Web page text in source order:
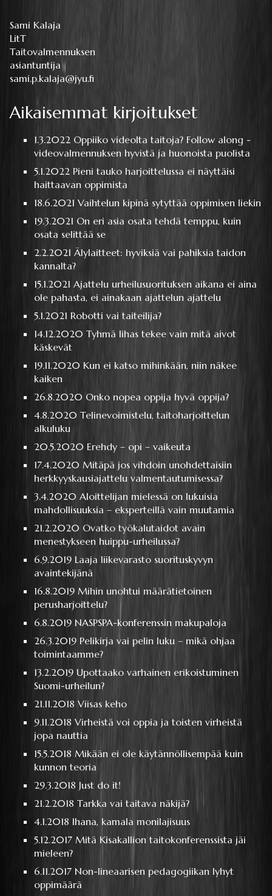
Sami Kalaja
LitT
Taitovalmennuksen
asiantuntija
sami.p.kalaja@jyu.fi
Aikaisemmat kirjoitukset
1.3.2022 Oppiiko videolta taitoja? Follow along -
videovalmennuksen hyvistä ja huonoista puolista
5.1.2022 Pieni tauko harjoittelussa ei näyttäisi
haittaavan oppimista
18.6.2021Vaihtelun kipinä sytyttää oppimisen liekin
19.3.2021 On eri asia osata tehdä temppu, kuin
osata selittää se
2.2.2021Älylaitteet: hyviksiä vai pahiksia taidon
kannalta?
15.1.2021Ajattelu urheilusuorituksen aikana ei aina
ole pahasta, ei ainakaan ajattelun ajattelu
5.1.2021Robotti vai taiteilija?
14.12.2020Tyhmä lihas tekee vain mitä aivot
käskevät
19.11.2020 Kun ei katso mihinkään, niin näkee
kaiken
26.8.2020 Onko nopea oppija hyvä oppija?
4.8.2020Telinevoimistelu, taitoharjoittelun
alkuluku
20.5.2020Erehdy – opi – vaikeuta
17.4.2020Mitäpä jos vihdoin unohdettaisiin
herkkyyskausiajattelu valmentautumisessa?
3.4.2020Aloittelijan mielessä on lukuisia
mahdollisuuksia – eksperteillä vain muutamia
21.2.2020 Ovatko työkalutaidot avain
menestykseen huippu-urheilussa?
6.9.2019 Laaja liikevarasto suorituskyvyn
avaintekijänä
16.8.2019Mihin unohtui määrätietoinen
perusharjoittelu?
6.8.2019 NASPSPA-konferenssin makupaloja
26.3.2019 Pelikirja vai pelin luku – mikä ohjaa
toimintaamme?
13.2.2019Upottaako varhainen erikoistuminen
Suomi-urheilun?
21.11.2018Viisas keho
9.11.2018Virheistä voi oppia ja toisten virheistä
jopa nauttia
15.5.2018Mikään ei ole käytännöllisempää kuin
kunnon teoria
29.3.2018 Just do it!
21.2.2018Tarkka vai taitava näkijä?
4.1.2018 Ihana, kamala monilajisuus
5.12.2017Mitä Kisakallion taitokonferenssista jäi
mieleen?
6.11.2017Non-lineaarisen pedagogiikan lyhyt
oppimäärä